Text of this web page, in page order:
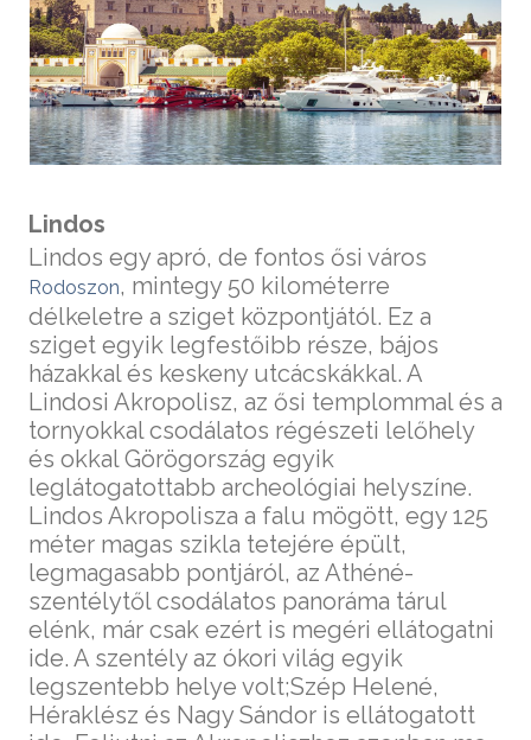
Lindos
Lindos egy apró, de fontos ősi város
Rodoszon, mintegy 50 kilométerre
délkeletre a sziget központjától. Ez a
sziget egyik legfestőibb része, bájos
házakkal és keskeny utcácskákkal. A
Lindosi Akropolisz, az ősi templommal és a
tornyokkal csodálatos régészeti lelőhely
és okkal Görögország egyik
leglátogatottabb archeológiai helyszíne.
Lindos Akropolisza a falu mögött, egy 125
méter magas szikla tetejére épült,
legmagasabb pontjáról, az Athéné-
szentélytől csodálatos panoráma tárul
elénk, már csak ezért is megéri ellátogatni
ide. A szentély az ókori világ egyik
legszentebb helye volt;Szép Helené,
Héraklész és Nagy Sándor is ellátogatott